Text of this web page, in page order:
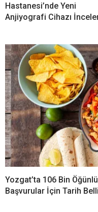
Hastanesi’nde Yeni
Anjiyografi Cihazı
Yozgat’ta 106 Bin
Başvurular İçin Tarih